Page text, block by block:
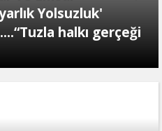
Yolsuzluk'
halkı gerçeği